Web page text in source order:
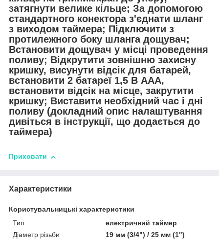
затягнути велике кільце; За допомогою
стандартного конектора з'єднати шланг
з виходом таймера; Підключити з
протилежного боку шланга дощувач;
Встановити дощувач у місці проведення
поливу; Відкрутити зовнішню захисну
кришку, висунути відсік для батарей,
встановити 2 батареї 1,5 В ААА,
встановити відсік на місце, закрутити
кришку; Виставити необхідний час і дні
поливу (докладний опис налаштування
дивіться в інструкції, що додається до
таймера)
Приховати
Характеристики
Користувальницькі характеристики
Тип
електричний таймер
Діаметр різьби
19 мм (3/4") / 25 мм (1")